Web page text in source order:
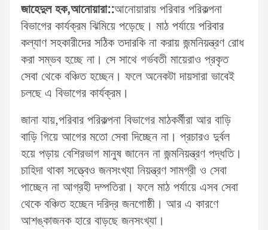
জাহেদুল হক,আনোয়ারা::আনোয়ারায় পরিবার পরিকল্পনা
বিভাগের কার্যক্রম ঝিমিয়ে পড়েছে। মাঠ পর্যায়ে পরিবার
কল্যাণ সহকারীদের সঠিক তদারকি না করায় জন্মনিয়ন্ত্রণ রোধ
করা সম্ভব হচ্ছে না। সে সাথে গর্ভবতী মায়েরাও প্রকৃত
সেবা থেকে বঞ্চিত হচ্ছেন। ফলে অনেকটা দায়সারা ভাবেই
চলছে এ বিভাগের কার্যক্রম।
জানা যায়,পরিবার পরিকল্পনা বিভাগের মাঠকর্মীরা আর বাড়ি
বাড়ি গিয়ে আগের মতো সেবা দিচ্ছেন না। প্রচারও দুর্বল
হয়ে পড়ায় বেশিরভাগ মানুষ জানেন না জন্মনিয়ন্ত্রণ পদ্ধতি।
চাহিদা থাকা সত্ত্বেও জনসংখ্যা নিয়ন্ত্রণ সামগ্রী ও সেবা
পাচ্ছেন না আগ্রহী দম্পতিরা। ফলে মাঠ পর্যায়ে এসব সেবা
থেকে বঞ্চিত হচ্ছেন দরিদ্র জনগোষ্ঠী। আর এ কারণে
আশঙ্কাজনক হারে বাড়ছে জনসংখ্যা।